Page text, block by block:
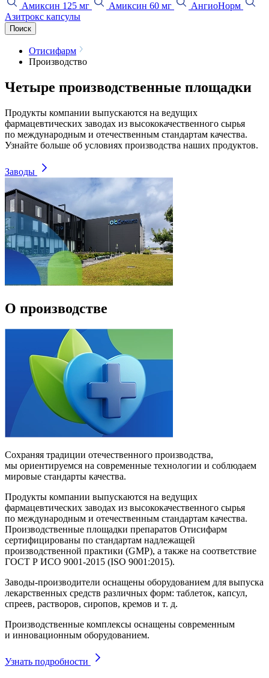
Амиксин 125 мг
Амиксин 60 мг
АнгиоНорм
Азитрокс капсулы
Поиск
Отисифарм
Производство
Четыре производственные площадки
Продукты компании выпускаются на ведущих
фармацевтических заводах из высококачественного сырья
по международным и отечественным стандартам качества.
Узнайте больше об условиях производства наших продуктов.
Заводы
О производстве
Сохраняя традиции отечественного производства,
мы ориентируемся на современные технологии и соблюдаем
мировые стандарты качества.
Продукты компании выпускаются на ведущих
фармацевтических заводах из высококачественного сырья
по международным и отечественным стандартам качества.
Производственные площадки препаратов Отисифарм
сертифицированы по стандартам надлежащей
производственной практики (GMP), а также на соответствие
ГОСТ Р ИСО 9001-2015 (ISO 9001:2015).
Заводы-производители оснащены оборудованием для выпуска
лекарственных средств различных форм: таблеток, капсул,
спреев, растворов, сиропов, кремов и т. д.
Производственные комплексы оснащены современным
и инновационным оборудованием.
Узнать подробности